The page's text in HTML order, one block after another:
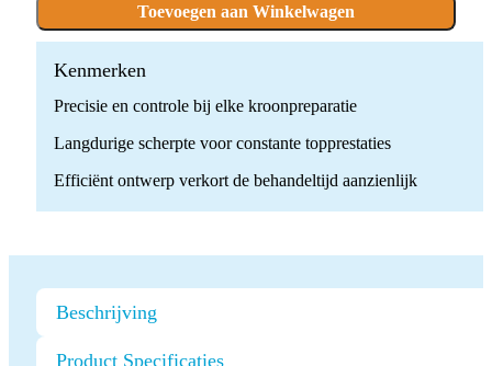
Boren
quantity
Toevoegen aan Winkelwagen
Kenmerken
Precisie en controle bij elke kroonpreparatie
Langdurige scherpte voor constante topprestaties
Efficiënt ontwerp verkort de behandeltijd aanzienlijk
Beschrijving
Product Specificaties